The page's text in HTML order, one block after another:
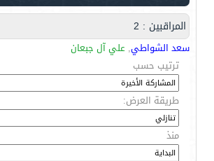
المراقبين : 2
سعد الشواطي, علي آل جبعان
ترتيب حسب
طريقة العرض:
منذ